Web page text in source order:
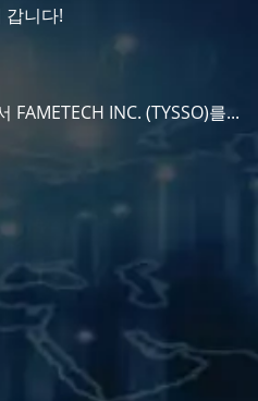
갑니다!
FAMETECH INC. (TYSSO)를...